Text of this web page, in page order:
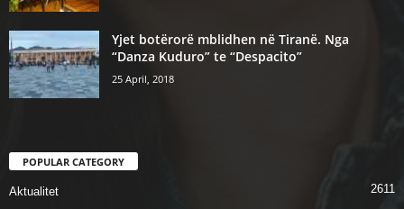
Yjet botërorë mblidhen në Tiranë. Nga
“Danza Kuduro” te “Despacito”
25 April, 2018
POPULAR CATEGORY
Aktualitet 2611